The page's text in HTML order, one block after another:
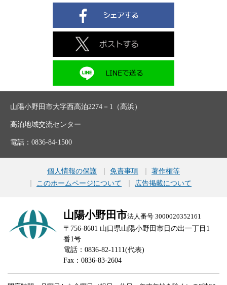
山陽小野田市大字西高泊2274－1（高浜）
高泊地域交流センター
電話：0836-84-1500
個人情報の保護 免責事項
著作権等
このホームページについて
広告掲載について
山陽小野田市法人番号 3000020352161
〒756-8601 山口県山陽小野田市日の出一丁目1
番1号
電話：0836-82-1111(代表)
Fax：0836-83-2604